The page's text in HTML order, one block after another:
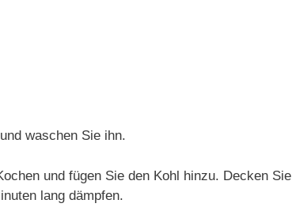
waschen Sie ihn.
und fügen Sie den Kohl hinzu. Decken Sie
lang dämpfen.